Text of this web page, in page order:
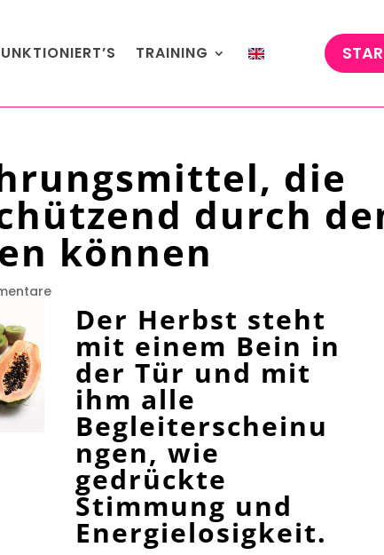
TRAINING
die
durch
können
Der Herbst steht
mit einem Bein in
der Tür und mit
ihm alle
Begleiterscheinu
ngen, wie
gedrückte
Stimmung und
Energielosigkeit.